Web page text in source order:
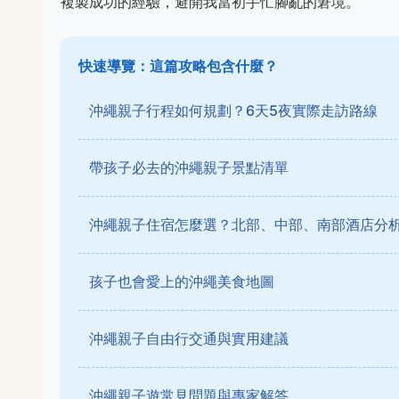
快速導覽：這篇攻略包含什麼？
沖繩親子行程如何規劃？6天5夜實際走訪路線
帶孩子必去的沖繩親子景點清單
沖繩親子住宿怎麼選？北部、中部、南部酒店分
孩子也會愛上的沖繩美食地圖
沖繩親子自由行交通與實用建議
沖繩親子遊常見問題與專家解答